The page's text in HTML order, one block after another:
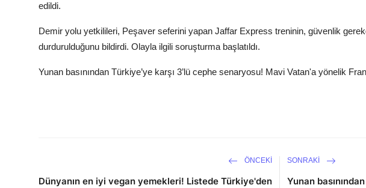
edildi.
Demir yolu yetkilileri, Peşaver seferini yapan Jaffar Express treninin, güvenlik
durdurulduğunu bildirdi. Olayla ilgili soruşturma başlatıldı.
Yunan basınından Türkiye’ye karşı 3’lü cephe senaryosu! Mavi Vatan'a yönelik
ÖNCEKI
Dünyanın en iyi vegan yemekleri! Listede Türkiye'den
SONRAKI
Yunan